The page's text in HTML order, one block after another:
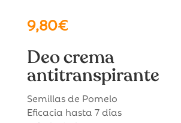
9,80€
Deo crema
antitranspirante
Semillas de Pomelo
Eficacia hasta 7 días